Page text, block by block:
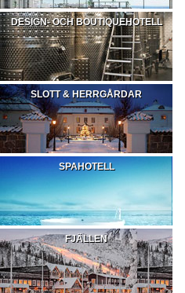
DESIGN- OCH BOUTIQUEHOTELL
SLOTT & HERRGÅRDAR
SPAHOTELL
FJÄLLEN